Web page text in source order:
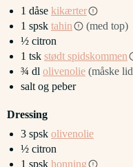
1 dåse kikærter
1 spsk tahin
(med top)
½ citron
1 tsk stødt spidskommen
¾ dl olivenolie (måske
salt og peber
Dressing
3 spsk olivenolie
½ citron
1 spsk honning